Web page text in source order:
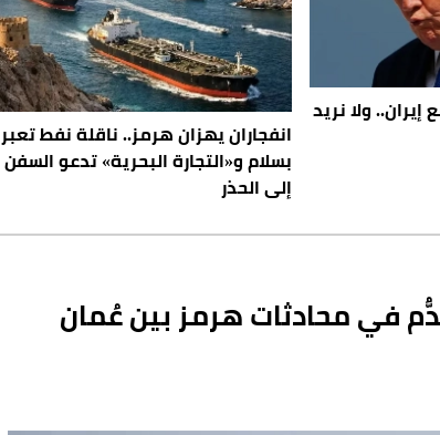
ولا نريد
انفجاران يهزان هرمز.. ناقلة نفط تعبر
بسلام و«التجارة البحرية» تدعو السفن
إلى الحذر
في محادثات هرمز بين عُمان